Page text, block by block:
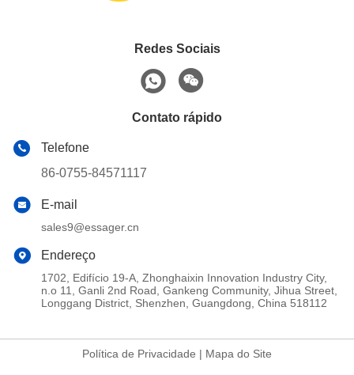
Redes Sociais
Contato rápido
Telefone
86-0755-84571117
E-mail
sales9@essager.cn
Endereço
1702, Edifício 19-A, Zhonghaixin Innovation Industry City,
n.o 11, Ganli 2nd Road, Gankeng Community, Jihua Street,
Longgang District, Shenzhen, Guangdong, China 518112
Política de Privacidade | Mapa do Site